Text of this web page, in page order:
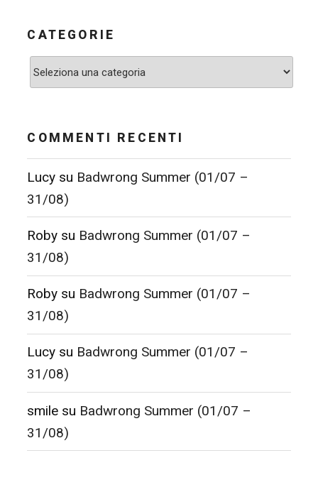
CATEGORIE
Categorie
COMMENTI RECENTI
Lucy su Badwrong Summer (01/07 –
31/08)
Roby su Badwrong Summer (01/07 –
31/08)
Roby su Badwrong Summer (01/07 –
31/08)
Lucy su Badwrong Summer (01/07 –
31/08)
smile su Badwrong Summer (01/07 –
31/08)